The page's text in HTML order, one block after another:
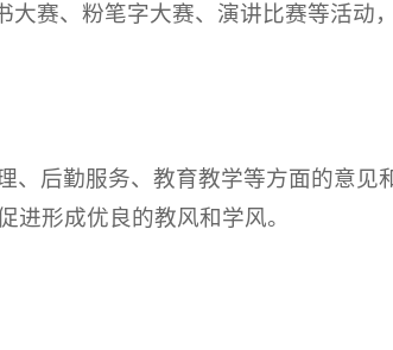
赛、粉笔字大赛、演讲比赛等活动
、后勤服务、教育教学等方面的意见
形成优良的教风和学风。